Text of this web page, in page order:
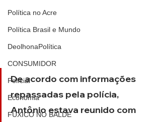
Política no Acre
Política Brasil e Mundo
DeolhonaPolítica
CONSUMIDOR
Polícial
Economia
FUXICO NO BALDE
De acordo com informações
repassadas pela polícia,
Antônio estava reunido com